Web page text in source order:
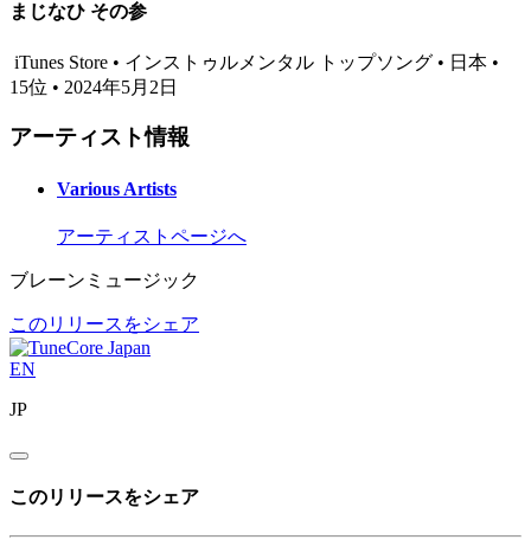
まじなひ その参
iTunes Store • インストゥルメンタル トップソング • 日本 •
15位 • 2024年5月2日
アーティスト情報
Various Artists
アーティストページへ
ブレーンミュージック
このリリースをシェア
EN
JP
このリリースをシェア